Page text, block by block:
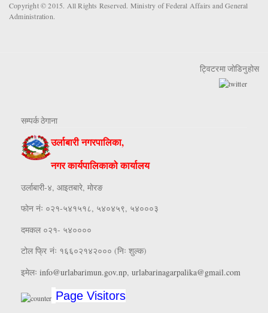
Copyright © 2015. All Rights Reserved. Ministry of Federal Affairs and General
Administration.
ट्विटरमा जोडिनुहोस
सम्पर्क ठेगाना
उर्लाबारी नगरपालिका,
नगर कार्यपालिकाको कार्यालय
उर्लाबारी-४, आइतबारे, माेरङ
फाेन नंः ०२१-५४१५१८, ५४०४५९, ५४०००३
दमकल ०२१- ५४००००
टोल फ्रि नंः १६६०२१४२००० (निः शुल्क)
इमेलः info@urlabarimun.gov.np, urlabarinagarpalika@gmail.com
Page Visitors